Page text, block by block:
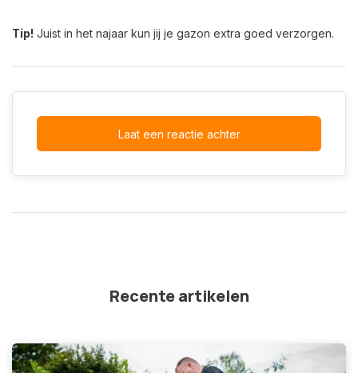
Tip! Juist in het najaar kun jij je gazon extra goed verzorgen.
Laat een reactie achter
Recente artikelen